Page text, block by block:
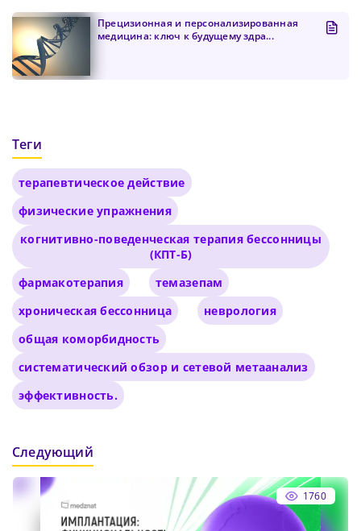
Подтвердите Пароль
Прецизионная и персонализированная
медицина: ключ к будущему здра...
Теги
терапевтическое действие
физические упражнения
когнитивно-поведенческая терапия бессонницы
(КПТ-Б)
фармакотерапия
темазепам
хроническая бессонница
неврология
общая коморбидность
систематический обзор и сетевой метаанализ
эффективность.
Следующий
1760